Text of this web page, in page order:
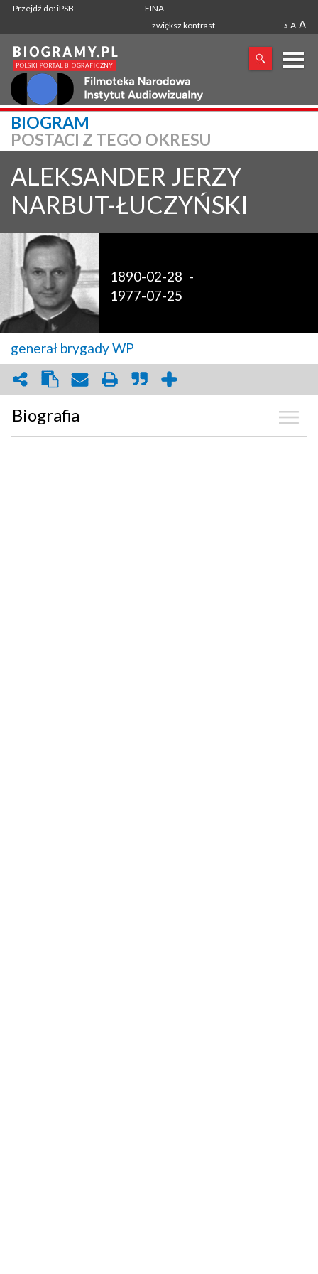
Przejdź do: iPSB
FINA
zwiększ kontrast
A A A
X
SZUKANA FRAZA
BIOGRAM
POSTACI Z TEGO OKRESU
ALEKSANDER JERZY
NARBUT-ŁUCZYŃSKI
1890-02-28 -
1977-07-25
generał brygady WP
Biografia